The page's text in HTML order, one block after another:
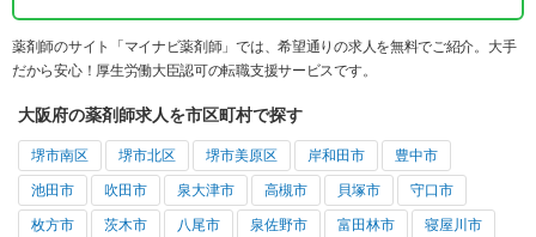
薬剤師のサイト「マイナビ薬剤師」では、希望通りの求人を無料でご紹介。大手
だから安心！厚生労働大臣認可の転職支援サービスです。
大阪府の薬剤師求人を市区町村で探す
堺市南区 堺市北区 堺市美原区 岸和田市 豊中市
池田市 吹田市 泉大津市 高槻市 貝塚市 守口市
枚方市 茨木市 八尾市 泉佐野市 富田林市 寝屋川市